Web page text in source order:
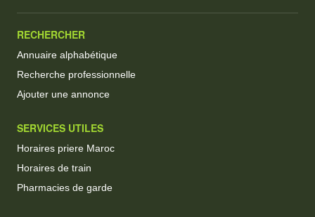
RECHERCHER
Annuaire alphabétique
Recherche professionnelle
Ajouter une annonce
SERVICES UTILES
Horaires priere Maroc
Horaires de train
Pharmacies de garde